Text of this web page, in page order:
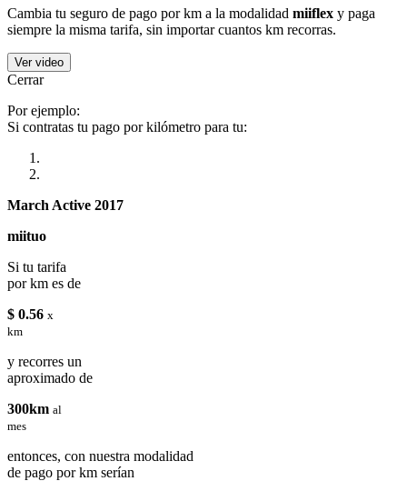
Cambia tu seguro de pago por km a la modalidad miiflex y paga
siempre la misma tarifa, sin importar cuantos km recorras.
Ver video
Cerrar
Por ejemplo:
Si contratas tu pago por kilómetro para tu:
March Active 2017
miituo
Si tu tarifa
por km es de
$ 0.56 x
km
y recorres un
aproximado de
300km al
mes
entonces, con nuestra modalidad
de pago por km serían